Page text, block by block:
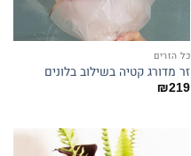
כל הזרים
זר מדורג קטיה בשילוב בלונים
₪219